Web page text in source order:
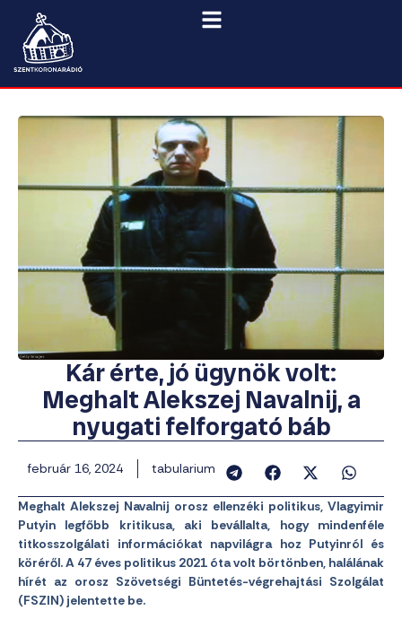
Kár érte, jó ügynök volt:
Meghalt Alekszej Navalnij, a
nyugati felforgató báb
február 16, 2024 tabularium
Meghalt Alekszej Navalnij orosz ellenzéki politikus, Vlagyimir
Putyin legfőbb kritikusa, aki bevállalta, hogy mindenféle
titkosszolgálati információkat napvilágra hoz Putyinról és
köréről. A 47 éves politikus 2021 óta volt börtönben, halálának
hírét az orosz Szövetségi Büntetés-végrehajtási Szolgálat
(FSZIN) jelentette be.